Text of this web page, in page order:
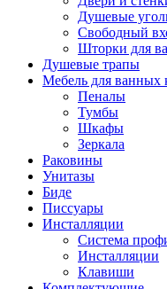
Душевые
Свободный
Шторки для
Душевые трапы
Мебель для ванных
Пеналы
Тумбы
Шкафы
Зеркала
Раковины
Унитазы
Биде
Писсуары
Инсталляции
Система
Инсталляции
Клавиши